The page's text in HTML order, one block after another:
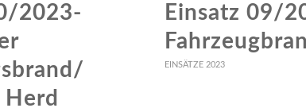
2023-
Herd
Einsatz 09/
EINSÄTZE 2023